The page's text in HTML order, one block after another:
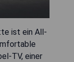
ist ein All-
TV, einer